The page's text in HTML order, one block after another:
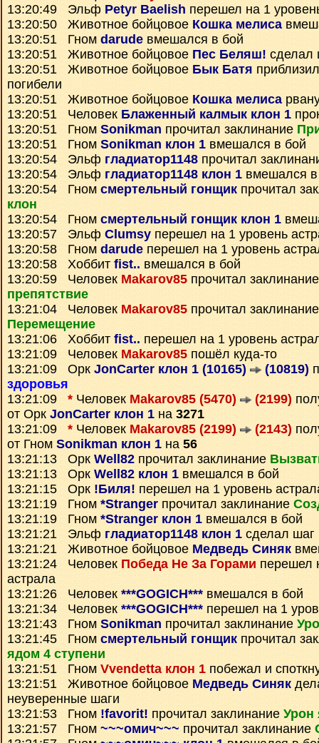
13:20:49 Эльф Petyr Baelish перешел на 1
13:20:50 Животное бойцовое Кошка мелиса
13:20:51 Гном darude вмешался в бой
13:20:51 Животное бойцовое Пес Беляш! сделал
13:20:51 Животное бойцовое Бык Батя
погибели
13:20:51 Животное бойцовое Кошка мелиса
13:20:51 Человек Блаженный калмык клон 1
13:20:51 Гном Sonikman прочитал заклинание
13:20:51 Гном Sonikman клон 1 вмешался в бой
13:20:54 Эльф гладиатор1148 прочитал
13:20:54 Эльф гладиатор1148 клон 1 вмешался
13:20:54 Гном смертельный гонщик прочитал
клон
13:20:54 Гном смертельный гонщик клон 1
13:20:57 Эльф Clumsy перешел на 1 уровень
13:20:58 Гном darude перешел на 1 уровень
13:20:58 Хоббит fist.. вмешался в бой
13:20:59 Человек Makarov85 прочитал
препятствие
13:21:04 Человек Makarov85 прочитал
Перемещение
13:21:06 Хоббит fist.. перешел на 1 уровень
13:21:09 Человек Makarov85 пошёл куда-то
13:21:09 Орк JonCarter клон 1 (10165) (10819)
здоровья
13:21:09 * Человек Makarov85 (5470) (2199)
от Орк JonCarter клон 1 на 3271
13:21:09 * Человек Makarov85 (2199) (2143)
от Гном Sonikman клон 1 на 56
13:21:13 Орк Well82 прочитал заклинание
13:21:13 Орк Well82 клон 1 вмешался в бой
13:21:15 Орк !Биля! перешел на 1 уровень
13:21:19 Гном *Stranger прочитал заклинание
13:21:19 Гном *Stranger клон 1 вмешался в бой
13:21:21 Эльф гладиатор1148 клон 1 сделал шаг
13:21:21 Животное бойцовое Медведь Синяк
13:21:24 Человек Победа Не За Горами перешел
астрала
13:21:26 Человек ***GOGICH*** вмешался в бой
13:21:34 Человек ***GOGICH*** перешел на 1
13:21:43 Гном Sonikman прочитал заклинание
13:21:45 Гном смертельный гонщик прочитал
ядом 4 ступени
13:21:51 Гном Vvendetta клон 1 побежал и
13:21:51 Животное бойцовое Медведь Синяк
неуверенные шаги
13:21:53 Гном !favorit! прочитал заклинание Урон
13:21:57 Гном ~~~омич~~~ прочитал заклинание